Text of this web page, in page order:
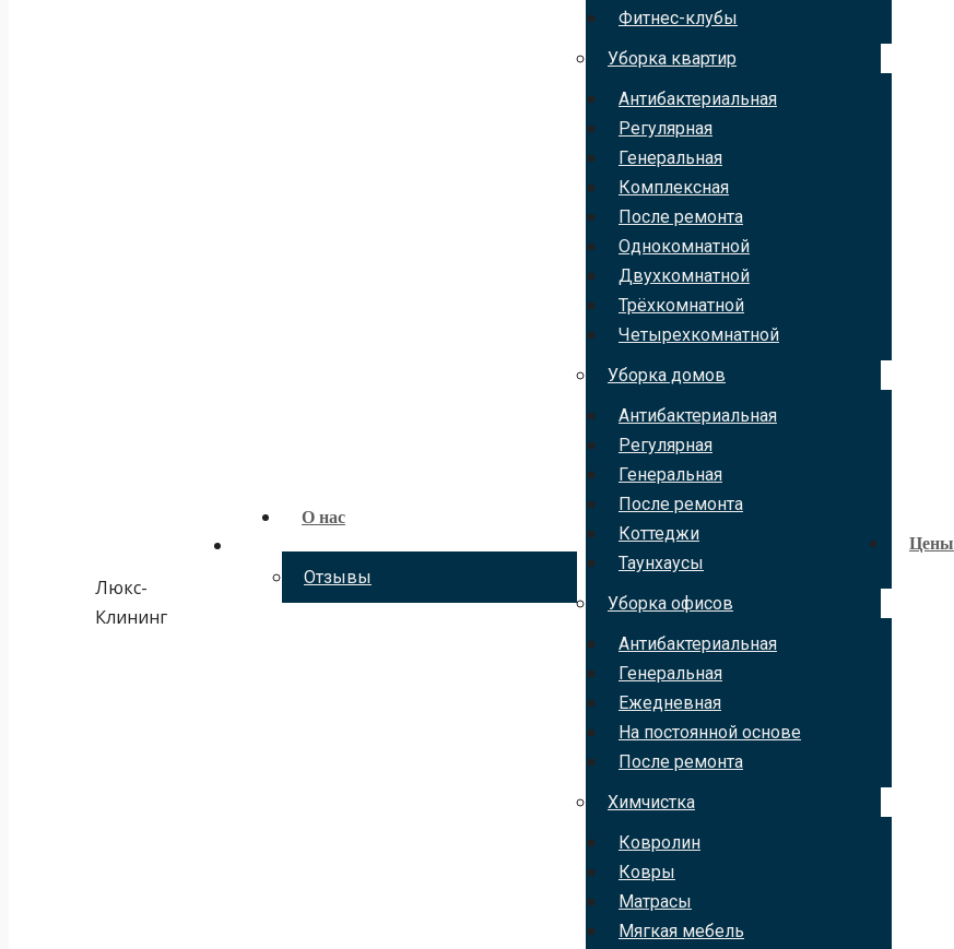
Люкс-
Клининг
О нас
Отзывы
Фитнес-клубы
Уборка квартир
Антибактериальная
Регулярная
Генеральная
Комплексная
После ремонта
Однокомнатной
Двухкомнатной
Трёхкомнатной
Четырехкомнатной
Уборка домов
Антибактериальная
Регулярная
Генеральная
После ремонта
Коттеджи
Таунхаусы
Уборка офисов
Антибактериальная
Генеральная
Ежедневная
На постоянной основе
После ремонта
Химчистка
Ковролин
Ковры
Матрасы
Мягкая мебель
Цены